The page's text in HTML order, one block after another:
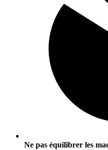
Ne pas équilibrer les